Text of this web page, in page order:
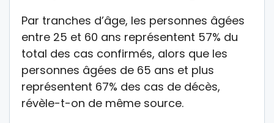
Par tranches d’âge, les personnes âgées
entre 25 et 60 ans représentent 57% du
total des cas confirmés, alors que les
personnes âgées de 65 ans et plus
représentent 67% des cas de décès,
révèle-t-on de même source.